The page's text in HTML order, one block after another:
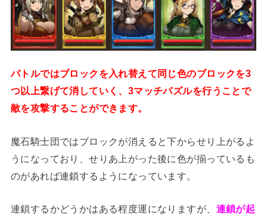
バトルではブロックを入れ替えて同じ色のブロックを3
つ以上繋げて消していく、3マッチパズルを行うことで
敵を攻撃することができます。
魔石騎士団ではブロックが消えると下からせり上がるよ
うになっており、せりあ上がった後に色が揃っているも
のがあれば連鎖するようになっています。
連鎖するかどうかはある程度運になりますが、 連鎖が起